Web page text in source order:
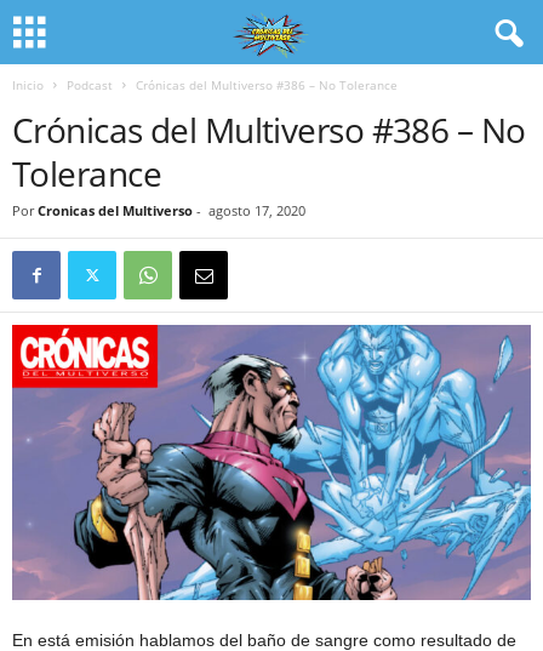
Inicio Podcast Crónicas del Multiverso #386 – No Tolerance
Crónicas del Multiverso #386 – No
Tolerance
Por Cronicas del Multiverso - agosto 17, 2020
En está emisión hablamos del baño de sangre como resultado de